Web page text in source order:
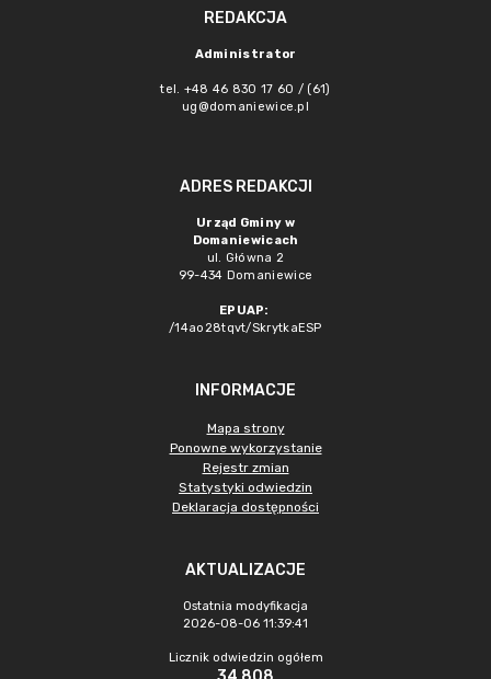
REDAKCJA
Administrator
tel. +48 46 830 17 60 / (61)
ug@domaniewice.pl
ADRES REDAKCJI
Urząd Gminy w
Domaniewicach
ul. Główna 2
99-434 Domaniewice
EPUAP:
/14ao28tqvt/SkrytkaESP
INFORMACJE
Mapa strony
Ponowne wykorzystanie
Rejestr zmian
Statystyki odwiedzin
Deklaracja dostępności
AKTUALIZACJE
Ostatnia modyfikacja
2026-08-06 11:39:41
Licznik odwiedzin ogółem